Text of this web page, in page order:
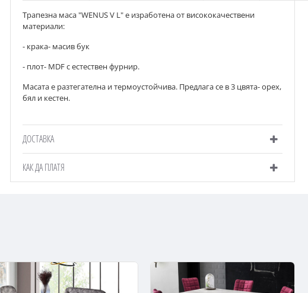
Трапезна маса "WENUS V L" е изработена от висококачествени
материали:
- крака- масив бук
- плот- MDF с естествен фурнир.
Масата е разтегателна и термоустойчива. Предлага се в 3 цвята- орех,
бял и кестен.
ДОСТАВКА
КАК ДА ПЛАТЯ